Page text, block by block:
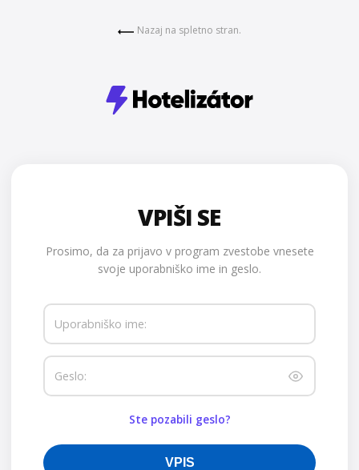
Nazaj na spletno stran.
VPIŠI SE
Prosimo, da za prijavo v program zvestobe vnesete
svoje uporabniško ime in geslo.
Uporabniško ime:
Geslo:
Ste pozabili geslo?
VPIS